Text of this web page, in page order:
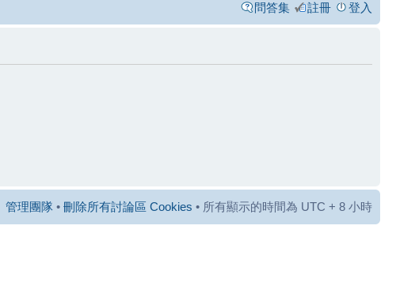
問答集 註冊 登入
管理團隊 • 刪除所有討論區 Cookies • 所有顯示的時間為 UTC + 8 小時